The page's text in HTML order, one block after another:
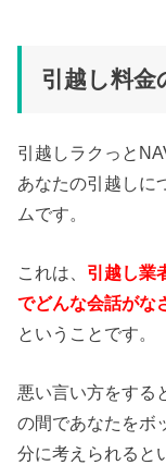
引越し料金
引越しラクっと
あなたの引越しに
ムです。
これは、 引越し業
でどんな会話がな
ということです。
悪い言い方をする
の間であなたをボ
分に考えられると